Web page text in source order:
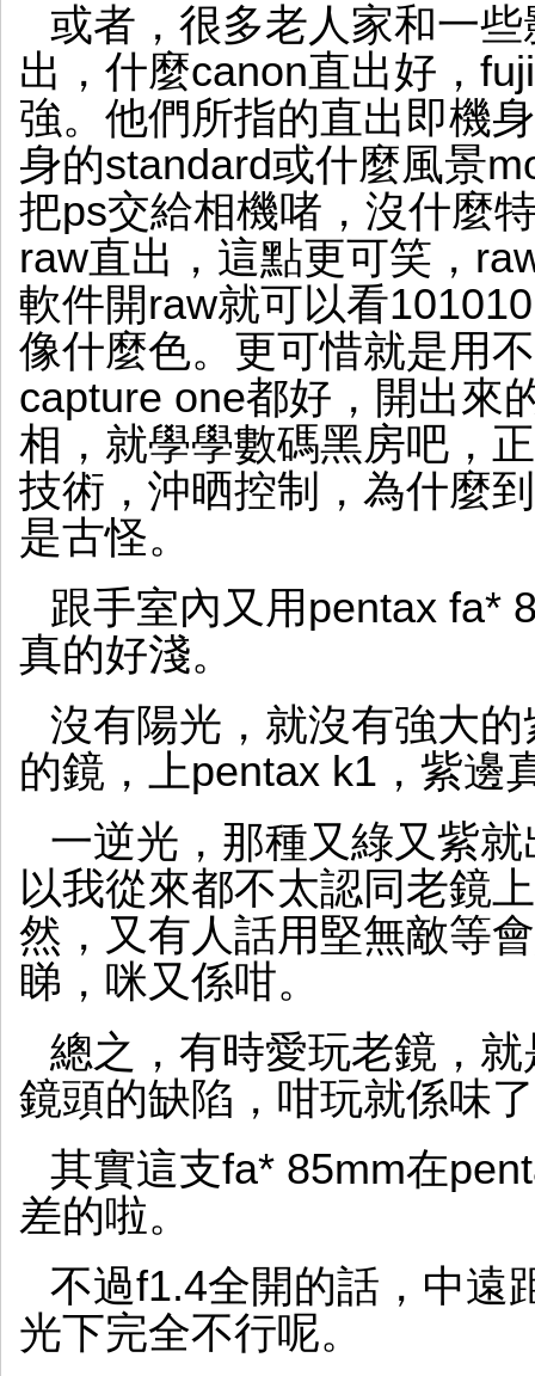
或者，很多老人家和一
出，什麼canon直出好，
強。他們所指的直出即機
身的standard或什麼風景
把ps交給相機啫，沒什麼
raw直出，這點更可笑，
軟件開raw就可以看
像什麼色。更可惜就是用
capture one都好，開出來
相，就學學數碼黑房吧，
技術，沖晒控制，為什麼
是古怪。
跟手室內又用pentax fa*
真的好淺。
沒有陽光，就沒有強大
的鏡，上pentax k1，紫邊
一逆光，那種又綠又紫
以我從來都不太認同老鏡
然，又有人話用堅無敵等
睇，咪又係咁。
總之，有時愛玩老鏡，
鏡頭的缺陷，咁玩就係味
其實這支fa* 85mm在
差的啦。
不過f1.4全開的話，中遠
光下完全不行呢。